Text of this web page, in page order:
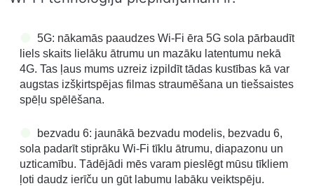
5G: nākamās paaudzes Wi-Fi ēra 5G sola pārbaudīt
liels skaits lielāku ātrumu un mazāku latentumu nekā
4G. Tas ļaus mums uzreiz izpildīt tādas kustības kā var
augstas izšķirtspējas filmas straumēšana un tiešsaistes
spēļu spēlēšana.
bezvadu 6: jaunākā bezvadu modelis, bezvadu 6,
sola padarīt stiprāku Wi-Fi tīklu ātrumu, diapazonu un
uzticamību. Tādējādi mēs varam pieslēgt mūsu tīkliem
ļoti daudz ierīču un gūt labumu labāku veiktspēju.